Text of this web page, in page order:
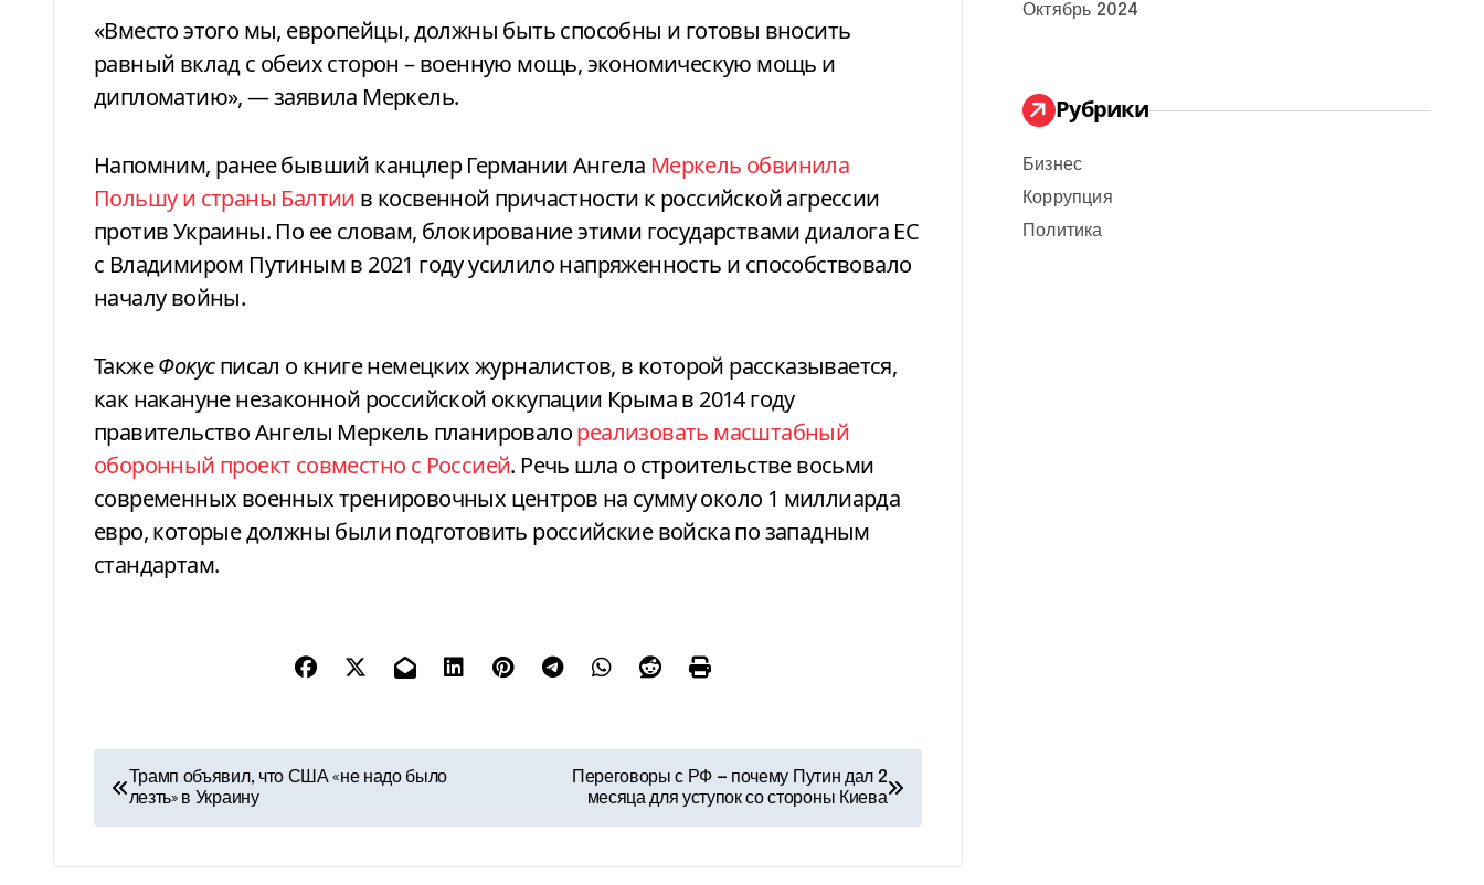
«Вместо этого мы, европейцы, должны быть способны и готовы вносить
равный вклад с обеих сторон – военную мощь, экономическую мощь и
дипломатию», — заявила Меркель.
Напомним, ранее бывший канцлер Германии Ангела Меркель обвинила
Польшу и страны Балтии в косвенной причастности к российской агрессии
против Украины. По ее словам, блокирование этими государствами диалога ЕС
с Владимиром Путиным в 2021 году усилило напряженность и способствовало
началу войны.
ТакжеФокусписал о книге немецких журналистов, в которой рассказывается,
как накануне незаконной российской оккупации Крыма в 2014 году
правительство Ангелы Меркель планировалореализовать масштабный
оборонный проект совместно с Россией. Речь шла о строительстве восьми
современных военных тренировочных центров на сумму около 1 миллиарда
евро, которые должны были подготовить российские войска по западным
стандартам.
Н
а
в
Трамп объявил, что США «не надо было
лезть» в Украину
Переговоры с РФ — почему Путин дал 2
месяца для уступок со стороны Киева
Октябрь 2024
Рубрики
Бизнес
Коррупция
Политика